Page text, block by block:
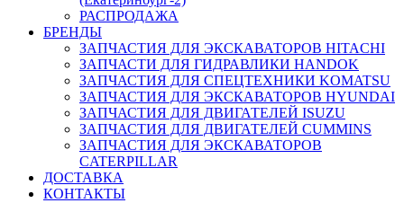
РАСПРОДАЖА
БРЕНДЫ
ЗАПЧАСТИЯ ДЛЯ ЭКСКАВАТОРОВ HITACHI
ЗАПЧАСТИ ДЛЯ ГИДРАВЛИКИ HANDOK
ЗАПЧАСТИЯ ДЛЯ СПЕЦТЕХНИКИ KOMATSU
ЗАПЧАСТИЯ ДЛЯ ЭКСКАВАТОРОВ HYUNDAI
ЗАПЧАСТИЯ ДЛЯ ДВИГАТЕЛЕЙ ISUZU
ЗАПЧАСТИЯ ДЛЯ ДВИГАТЕЛЕЙ CUMMINS
ЗАПЧАСТИЯ ДЛЯ ЭКСКАВАТОРОВ
CATERPILLAR
ДОСТАВКА
КОНТАКТЫ